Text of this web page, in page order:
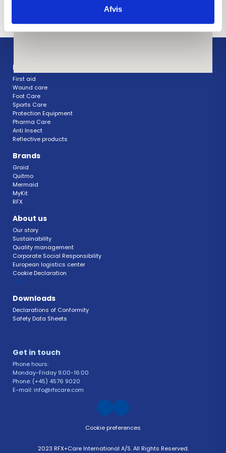
Afvis
Products
First aid
Wound care
Foot Care
Sports Care
Protection Equipment
Pharma Care
Anti Insect
Reflective products
Brands
Graid
Quitmo
Mermaid
MyKit
RFX
About us
Our story
Sustainability
Quality management
Corporate Social Responsibility
European logistics center
Cookie Declaration
FAQ
Downloads
Declarations of Conformity
Safety Data Sheets
Get in touch
Phone hours:
Monday-Friday 9:00-16:00
Phone: (+45) 4576 9020
E-mail: info@rfxcare.com
Cookie preferences
2023 RFX+Care International A/S. All Rights Reserved.